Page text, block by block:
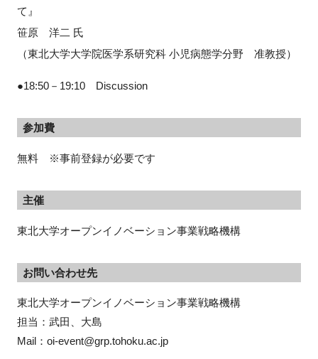
て』
笹原 洋二 氏
（東北大学大学院医学系研究科 小児病態学分野 准教授）
●18:50－19:10 Discussion
参加費
無料 ※事前登録が必要です
主催
東北大学オープンイノベーション事業戦略機構
お問い合わせ先
東北大学オープンイノベーション事業戦略機構
担当：武田、大島
Mail：oi-event@grp.tohoku.ac.jp